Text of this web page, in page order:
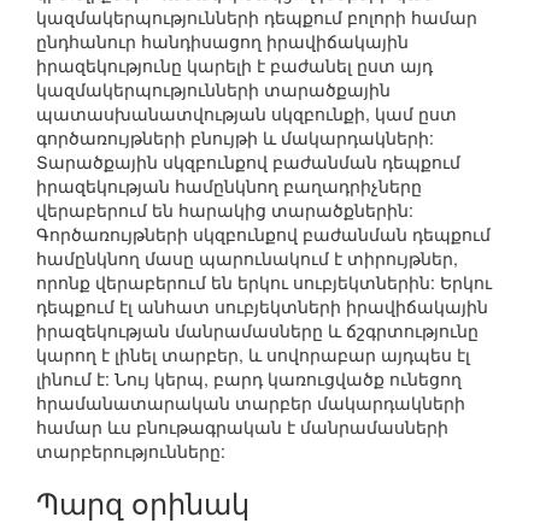
կազմակերպությունների դեպքում բոլորի համար
ընդհանուր հանդիսացող իրավիճակային
իրազեկությունը կարելի է բաժանել ըստ այդ
կազմակերպությունների տարածքային
պատասխանատվության սկզբունքի, կամ ըստ
գործառույթների բնույթի և մակարդակների:
Տարածքային սկզբունքով բաժանման դեպքում
իրազեկության համընկնող բաղադրիչները
վերաբերում են հարակից տարածքներին:
Գործառույթների սկզբունքով բաժանման դեպքում
համընկնող մասը պարունակում է տիրույթներ,
որոնք վերաբերում են երկու սուբյեկտներին: Երկու
դեպքում էլ անհատ սուբյեկտների իրավիճակային
իրազեկության մանրամասները և ճշգրտությունը
կարող է լինել տարբեր, և սովորաբար այդպես էլ
լինում է: Նույ կերպ, բարդ կառուցվածք ունեցող
հրամանատարական տարբեր մակարդակների
համար ևս բնութագրական է մանրամասների
տարբերությունները:
Պարզ օրինակ